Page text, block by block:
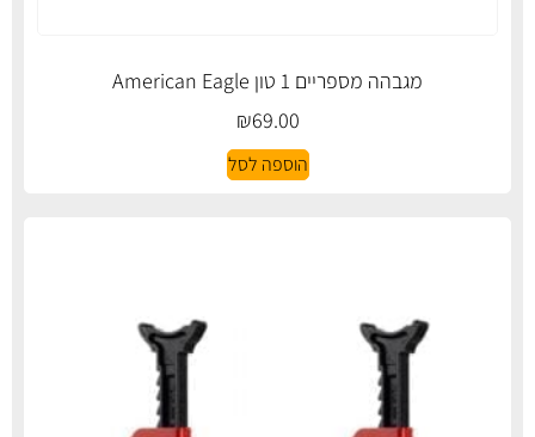
מגבהה מספריים 1 טון American Eagle
₪69.00
הוספה לסל